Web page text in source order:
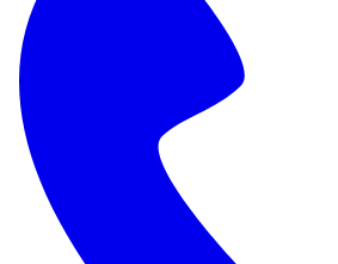
We komen al een aantal jaar
bestuursrechtelijk opgetreden.
Wat we zien tijdens de
Dat kan echt niet, het moet
En het mooie is dat we nu op